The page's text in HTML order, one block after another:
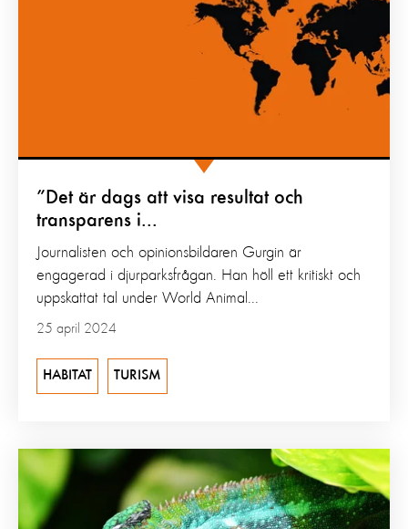
”Det är dags att visa resultat och
transparens i...
25 april 2024
Journalisten och opinionsbildaren Gurgin är
engagerad i djurparksfrågan. Han höll ett kritiskt och
uppskattat tal under World Animal...
HABITAT TURISM